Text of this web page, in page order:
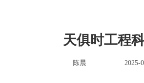
天俱时工程
陈晨 2025-